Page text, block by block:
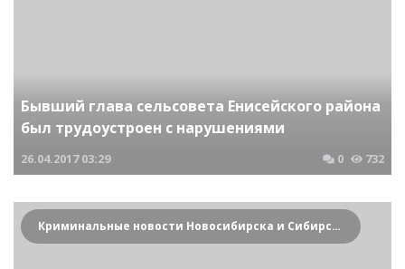
Бывший глава сельсовета Енисейского района
был трудоустроен с нарушениями
26.04.2017 03:29 0 732
Криминальные новости Новосибирска и Сибирского региона